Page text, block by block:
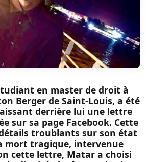
en master de droit à
Berger de Saint-Louis, a été
derrière lui une lettre
sur sa page Facebook. Cette
troublants sur son état
mort tragique, intervenue
cette lettre, Matar a choisi